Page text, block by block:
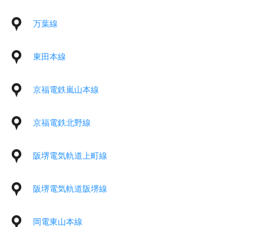
万葉線
東田本線
京福電鉄嵐山本線
京福電鉄北野線
阪堺電気軌道上町線
阪堺電気軌道阪堺線
岡電東山本線